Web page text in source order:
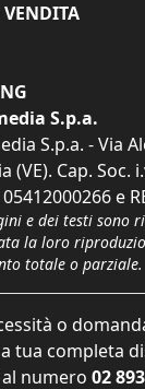
S.p.a.
S.p.a. - Via
(VE). Cap. Soc.
e
e dei testi sono
la loro
totale o parziale.
o
tua completa
numero 02